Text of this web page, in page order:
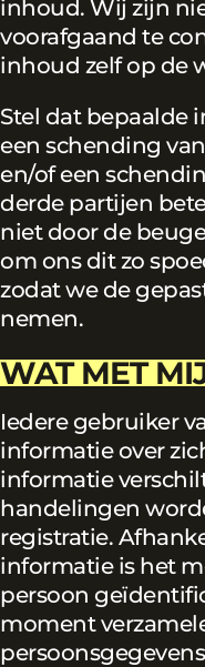
inhoud. Wij zijn
voorafgaand te
inhoud zelf op de
Stel dat bepaalde
een schending
en/of een
derde partijen
niet door de
om ons dit zo
zodat we de
nemen.
WAT MET
Iedere gebruiker
informatie over
informatie
handelingen
registratie.
informatie is het
persoon
moment